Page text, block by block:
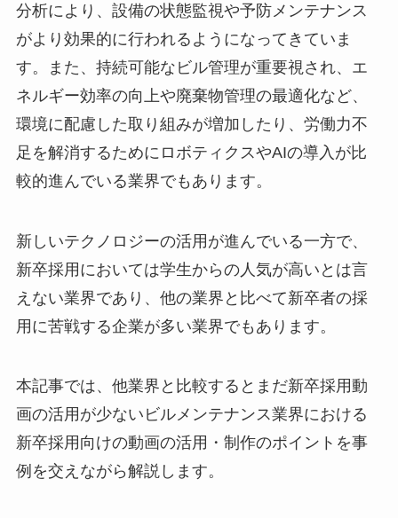
分析により、設備の状態監視や予防メンテナンス
がより効果的に行われるようになってきていま
す。また、持続可能なビル管理が重要視され、エ
ネルギー効率の向上や廃棄物管理の最適化など、
環境に配慮した取り組みが増加したり、労働力不
足を解消するためにロボティクスやAIの導入が比
較的進んでいる業界でもあります。
新しいテクノロジーの活用が進んでいる一方で、
新卒採用においては学生からの人気が高いとは言
えない業界であり、他の業界と比べて新卒者の採
用に苦戦する企業が多い業界でもあります。
本記事では、他業界と比較するとまだ新卒採用動
画の活用が少ないビルメンテナンス業界における
新卒採用向けの動画の活用・制作のポイントを事
例を交えながら解説します。